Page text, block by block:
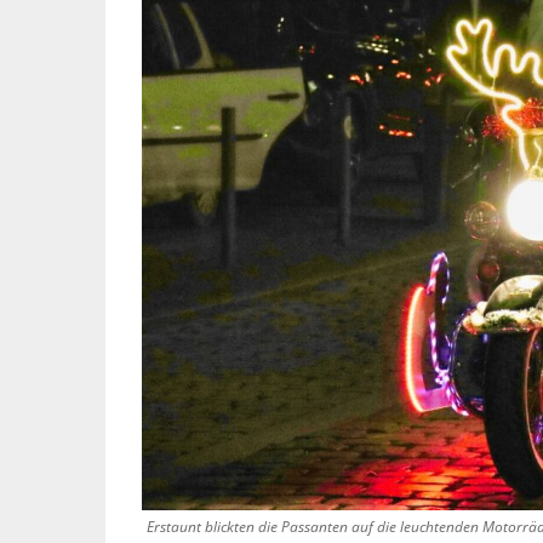
Erstaunt blickten die Passanten auf die leuchtenden